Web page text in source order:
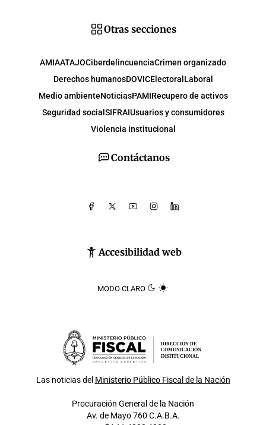
Contáctanos
Accesibilidad web
MODO CLARO
Otras secciones
AMIAATAJOCiberdelincuenciaCrimen organizado
Derechos humanosDOVICElectoral Laboral
Medio ambienteNoticiasPAMIRecupero de activos
Seguridad social SIFRAIUsuarios y consumidores
Violencia institucional
DIRECCIÓN DE
COMUNICACIÓN
INSTITUCIONAL
Las noticias del Ministerio Público Fiscal de la Nación
Procuración General de la Nación
Av. de Mayo 760 C.A.B.A.